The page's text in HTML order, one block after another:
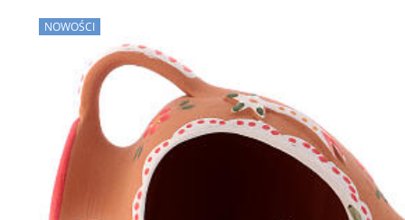
NOWOŚCI